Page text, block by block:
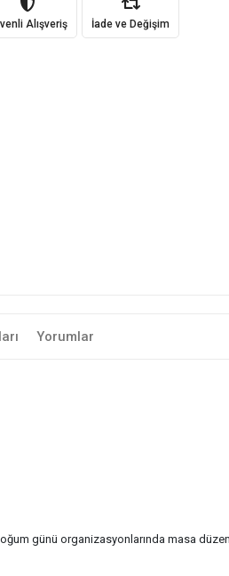
Alışveriş İade ve Değişim
Yorumlar
günü organizasyonlarında masa